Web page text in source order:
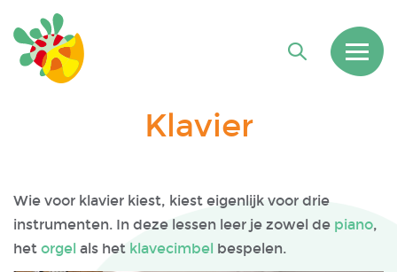
Klavier
Wie voor klavier kiest, kiest eigenlijk voor drie
instrumenten. In deze lessen leer je zowel de piano,
het orgel als het klavecimbel bespelen.